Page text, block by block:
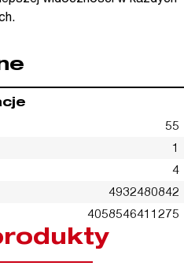
55
1
4
4932480842
4058546411275